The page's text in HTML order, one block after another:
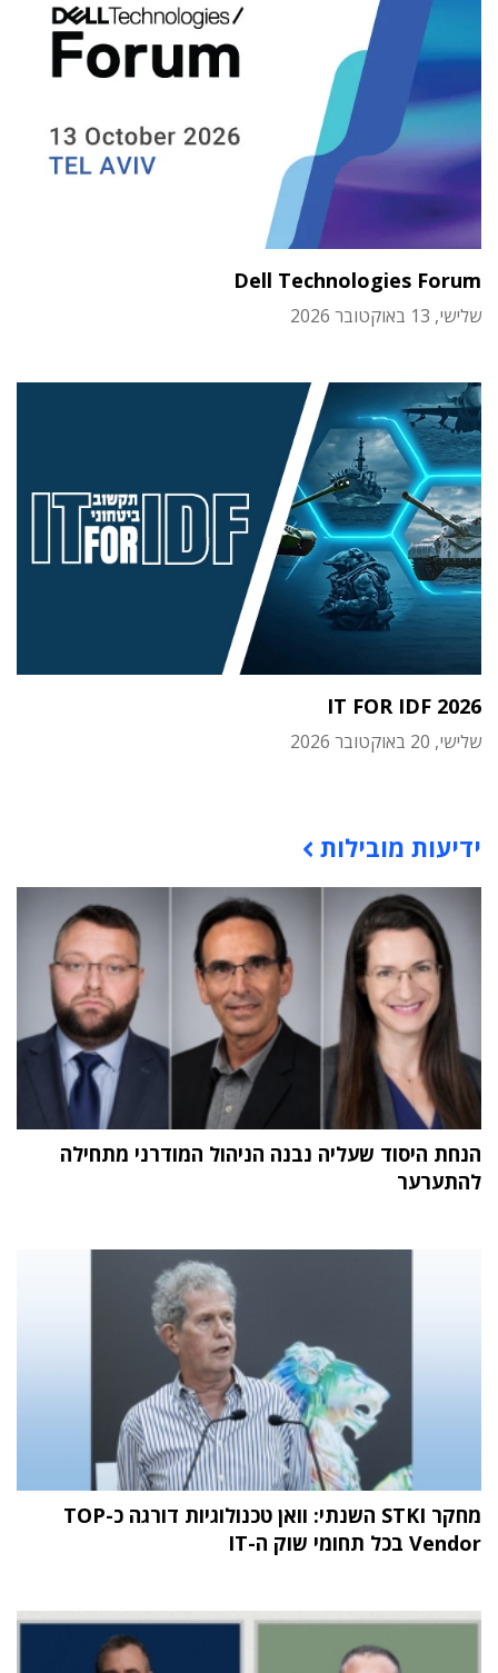
Dell Technologies Forum
שלישי, 13 באוקטובר 2026
IT FOR IDF 2026
שלישי, 20 באוקטובר 2026
ידיעות מובילות
הנחת היסוד שעליה נבנה הניהול המודרני מתחילה
להתערער
מחקר STKI השנתי: וואן טכנולוגיות דורגה כ-TOP
Vendor בכל תחומי שוק ה-IT